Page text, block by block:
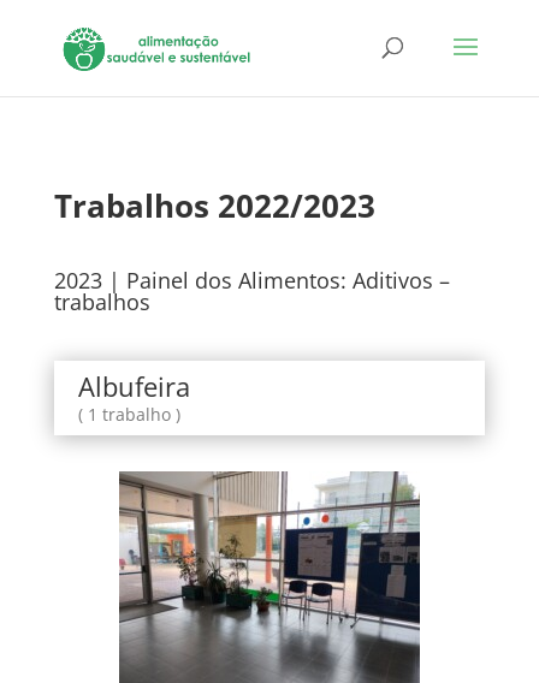
Trabalhos 2022/2023
2023 | Painel dos Alimentos: Aditivos –
trabalhos
Albufeira
( 1 trabalho )